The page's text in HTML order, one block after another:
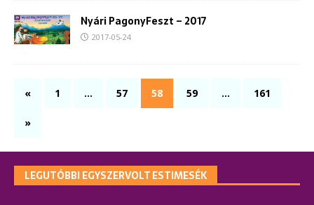
Nyári PagonyFeszt – 2017
2017-05-24
« 1 … 57 58 59 … 161
»
LEGUTÓBBI EGYSZERVOLT ESTIMESÉK